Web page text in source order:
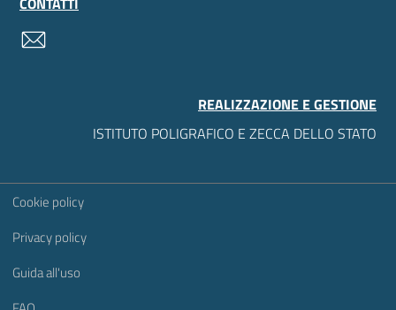
REALIZZAZIONE E GESTIONE
ISTITUTO POLIGRAFICO E ZECCA DELLO STATO
Sezione Link Utili
Cookie policy
Privacy policy
Guida all'uso